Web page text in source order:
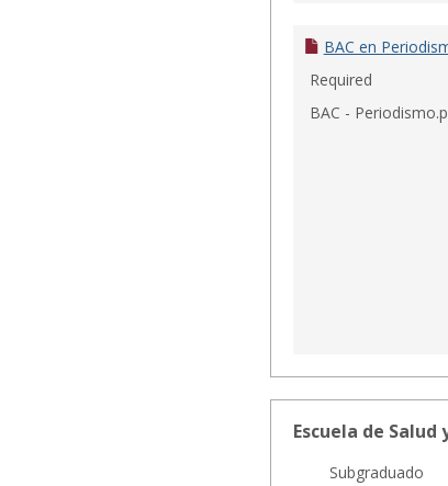
BAC en
Required
BAC -
Escuela de Salud
Subgraduado